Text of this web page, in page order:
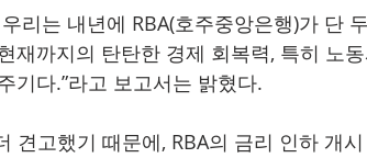
리는 내년에 RBA(호주중앙은행)가 단
재까지의 탄탄한 경제 회복력, 특히 노
기다.”라고 보고서는 밝혔다.
견고했기 때문에, RBA의 금리 인하 개